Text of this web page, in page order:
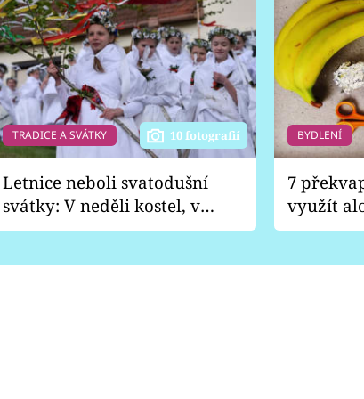
TRADICE A SVÁTKY 10 fotografií
Letnice neboli svatodušní
svátky: V neděli kostel, v
pondělí zábava
BYDLENÍ
7
využít